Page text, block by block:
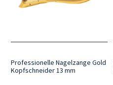
Professionelle Nagelzange Gold
Kopfschneider 13 mm